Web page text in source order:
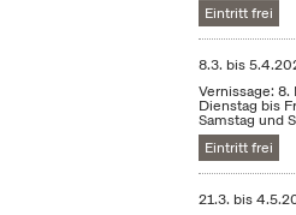
Eintritt frei
8.3. bis
Vernissage: 8.
Dienstag bis
Samstag und
Eintritt frei
21.3. bis